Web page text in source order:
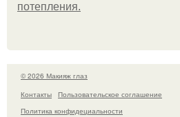
потепления.
© 2026 Макияж глаз
Контакты
Пользовательское соглашение
Политика конфидециальности